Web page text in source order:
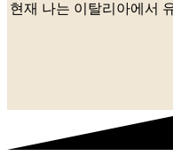
현재 나는 이탈리아에서